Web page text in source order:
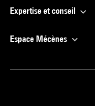
Expertise et conseil
Espace Mécènes